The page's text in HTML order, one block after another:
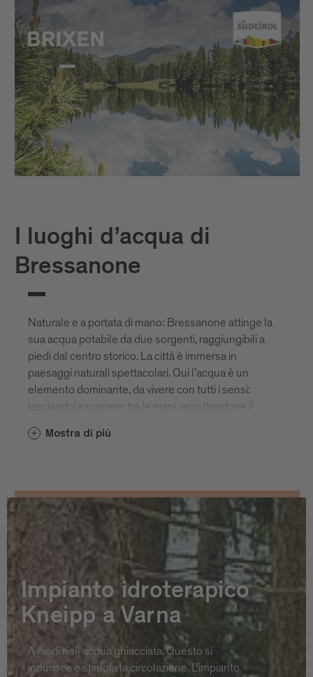
I luoghi d’acqua di
Bressanone
Naturale e a portata di mano: Bressanone attinge la
sua acqua potabile da due sorgenti, raggiungibili a
piedi dal centro storico. La città è immersa in
paesaggi naturali spettacolari. Qui l’acqua è un
elemento dominante, da vivere con tutti i sensi:
lasciandola scorrere tra le mani, ascoltandone il
immergendo i piedi stanchi, dopo una lunga
ben 48 fonti di acqua potabile. Molte di esse
narrano storie che si perdono nei secoli...
Immergetevi alla scoperta dei luoghi d’acqua di
Bressanone.
Mostra di più
Impianto idroterapico
Kneipp a Varna
A piedi nell'acqua ghiacciata. Questo si
indurisce e stimola la circolazione. L'impianto